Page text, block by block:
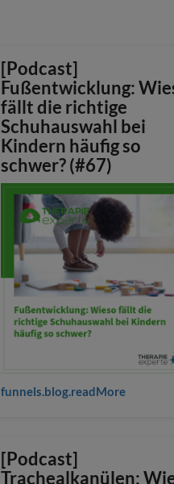
[Podcast]
Fußentwicklung:
fällt die richtige
Schuhauswahl bei
Kindern häufig so
schwer? (#67)
funnels.blog.readMore
[Podcast]
Trachealkanülen: